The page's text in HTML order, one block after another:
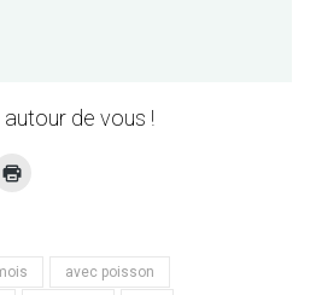
de vous !
avec poisson